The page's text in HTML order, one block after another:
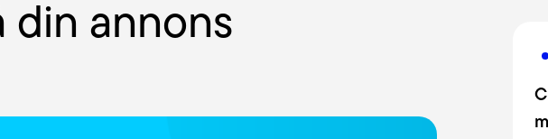
eller en annan teknisk lösning? Vi fixar det. Och
hjälper vi dig att skapa och ta hand
Vi har lång erfarenhet av att jobba
Jobba
din annons